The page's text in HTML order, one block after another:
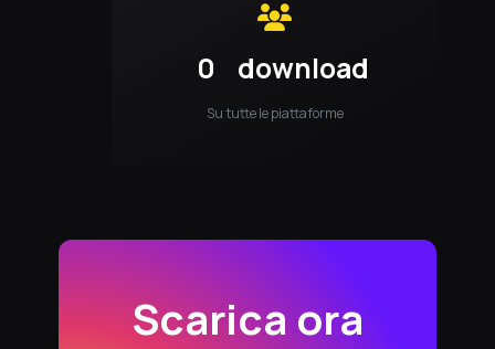
0 download
Su tutte le piattaforme
Scarica ora